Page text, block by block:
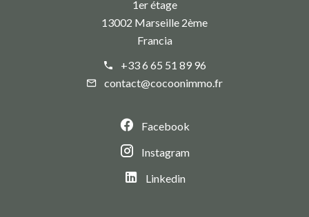
1er étage
13002 Marseille 2ème
Francia
+33 6 65 51 89 96
contact@cocoonimmo.fr
Facebook
Instagram
Linkedin